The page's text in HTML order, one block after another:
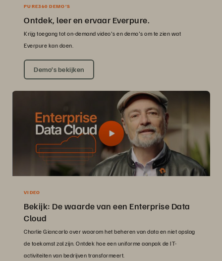
PURE360 DEMO’S
Ontdek, leer en ervaar Everpure.
Krijg toegang tot on-demand video's en demo's om te zien wat
Everpure kan doen.
Demo’s bekijken
VIDEO
Bekijk: De waarde van een Enterprise Data
Cloud
Charlie Giancarlo over waarom het beheren van data en niet opslag
de toekomst zal zijn. Ontdek hoe een uniforme aanpak de IT-
activiteiten van bedrijven transformeert.